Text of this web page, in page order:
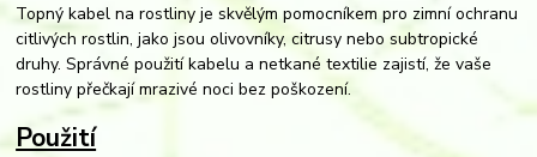
Topný kabel na rostliny je skvělým pomocníkem pro zimní ochranu
citlivých rostlin, jako jsou olivovníky, citrusy nebo subtropické
druhy. Správné použití kabelu a netkané textilie zajistí, že vaše
rostliny přečkají mrazivé noci bez poškození.
Použití